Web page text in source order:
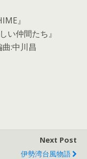
』
い仲間たち』
:中川昌
Next Post
伊勢湾台風物語